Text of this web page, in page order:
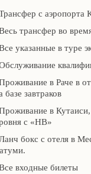
с аэропорта
трансфер во
указанные в туре
в Раче в
базе завтраков
в
с «НВ»
бокс с отеля в
входные билеты